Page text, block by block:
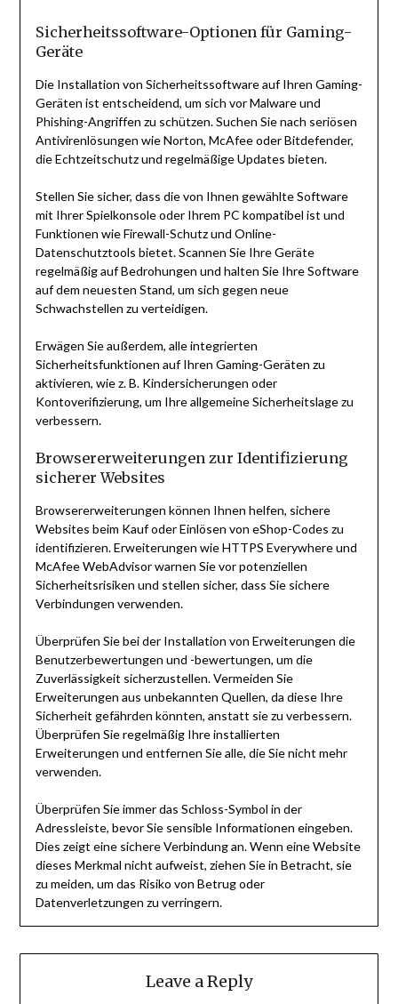
Sicherheitssoftware-Optionen für Gaming-
Geräte
Die Installation von Sicherheitssoftware auf Ihren Gaming-
Geräten ist entscheidend, um sich vor Malware und
Phishing-Angriffen zu schützen. Suchen Sie nach seriösen
Antivirenlösungen wie Norton, McAfee oder Bitdefender,
die Echtzeitschutz und regelmäßige Updates bieten.
Stellen Sie sicher, dass die von Ihnen gewählte Software
mit Ihrer Spielkonsole oder Ihrem PC kompatibel ist und
Funktionen wie Firewall-Schutz und Online-
Datenschutztools bietet. Scannen Sie Ihre Geräte
regelmäßig auf Bedrohungen und halten Sie Ihre Software
auf dem neuesten Stand, um sich gegen neue
Schwachstellen zu verteidigen.
Erwägen Sie außerdem, alle integrierten
Sicherheitsfunktionen auf Ihren Gaming-Geräten zu
aktivieren, wie z. B. Kindersicherungen oder
Kontoverifizierung, um Ihre allgemeine Sicherheitslage zu
verbessern.
Browsererweiterungen zur Identifizierung
sicherer Websites
Browsererweiterungen können Ihnen helfen, sichere
Websites beim Kauf oder Einlösen von eShop-Codes zu
identifizieren. Erweiterungen wie HTTPS Everywhere und
McAfee WebAdvisor warnen Sie vor potenziellen
Sicherheitsrisiken und stellen sicher, dass Sie sichere
Verbindungen verwenden.
Überprüfen Sie bei der Installation von Erweiterungen die
Benutzerbewertungen und -bewertungen, um die
Zuverlässigkeit sicherzustellen. Vermeiden Sie
Erweiterungen aus unbekannten Quellen, da diese Ihre
Sicherheit gefährden könnten, anstatt sie zu verbessern.
Überprüfen Sie regelmäßig Ihre installierten
Erweiterungen und entfernen Sie alle, die Sie nicht mehr
verwenden.
Überprüfen Sie immer das Schloss-Symbol in der
Adressleiste, bevor Sie sensible Informationen eingeben.
Dies zeigt eine sichere Verbindung an. Wenn eine Website
dieses Merkmal nicht aufweist, ziehen Sie in Betracht, sie
zu meiden, um das Risiko von Betrug oder
Datenverletzungen zu verringern.
Leave a Reply